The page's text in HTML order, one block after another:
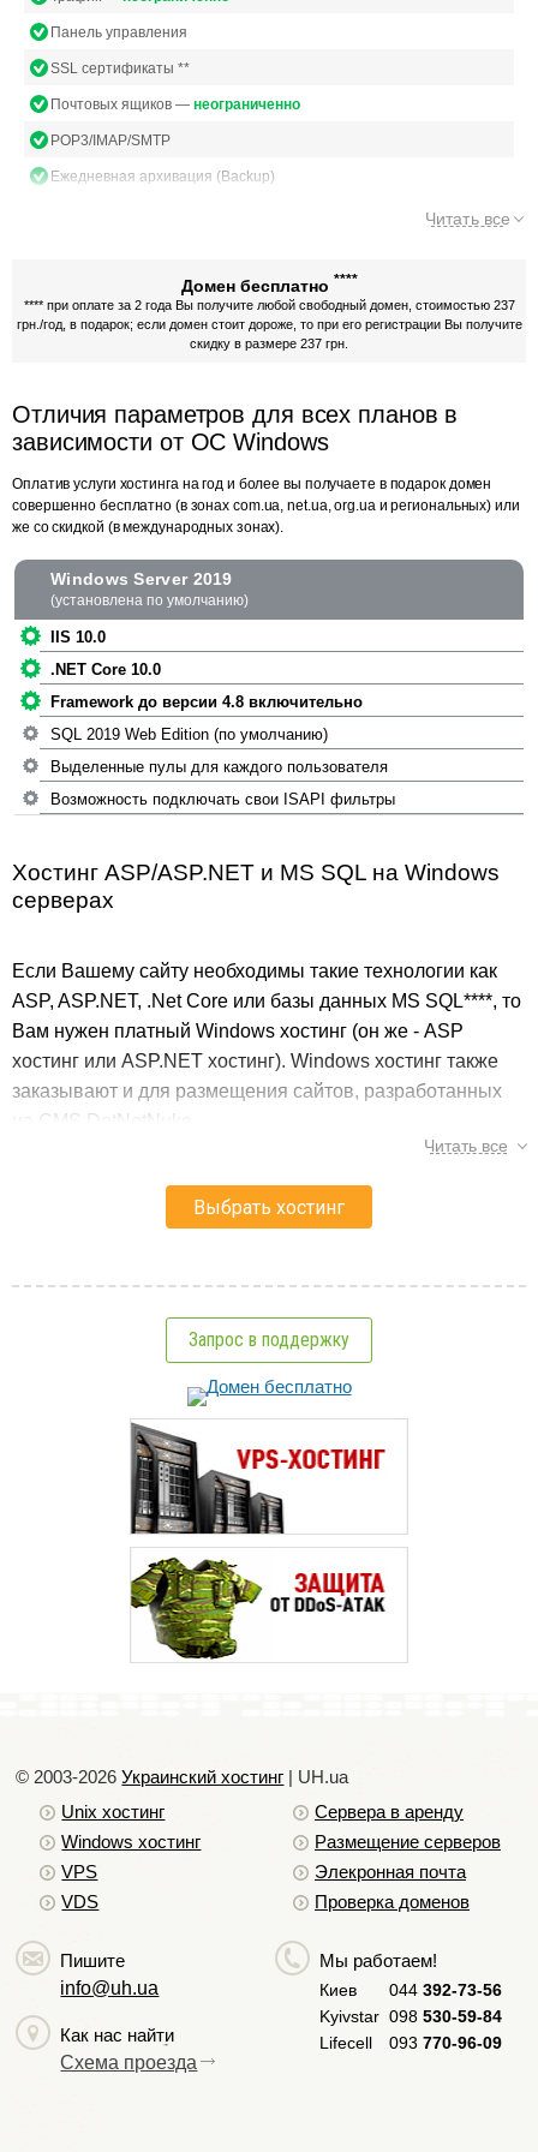
Панель управления
SSL сертификаты **
Почтовых ящиков — неограниченно
POP3/IMAP/SMTP
Ежедневная архивация (Backup)
Читать все
Домен бесплатно ****
**** при оплате за 2 года Вы получите любой свободный домен, стоимостью 237
грн./год, в подарок; если домен стоит дороже, то при его регистрации Вы получите
скидку в размере 237 грн.
Отличия параметров для всех планов в
зависимости от ОС Windows
Оплатив услуги хостинга на год и более вы получаете в подарок домен
совершенно бесплатно (в зонах com.ua, net.ua, org.ua и региональных) или
же со скидкой (в международных зонах).
Windows Server 2019
(установлена по умолчанию)
IIS 10.0
.NET Core 10.0
Framework до версии 4.8 включительно
SQL 2019 Web Edition (по умолчанию)
Выделенные пулы для каждого пользователя
Возможность подключать свои ISAPI фильтры
Хостинг ASP/ASP.NET и MS SQL на Windows
серверах
Если Вашему сайту необходимы такие технологии как
ASP, ASP.NET, .Net Core или базы данных MS SQL****, то
Вам нужен платный Windows хостинг (он же - ASP
хостинг или ASP.NET хостинг). Windows хостинг также
заказывают и для размещения сайтов, разработанных
на CMS DotNetNuke.
Windows хостинг от UH.UA использует самое
современное серверное оборудование с повышенной
качество и надежность Windows-хостинга.
Сайты, размещенные на Windows хостинге, работают
под управлением IIS 8.0 и могут использовать базы
данных на сервере MS SQL. Загрузка сайта на Windows
хостинг происходит при помощью FTP.
* Субдомен является отдельным сайтом (приложением) и их
кол-во ограчивается параметрами тарифа.
** Возможность установитm для каждого своего домена
сертификат без покупки выделенного IP.
управлением Windows Server 2019, MS SQL Сервер 2019
масштабируемость для баз данных с высокими требованиями.
По умолчание базы данных имеют следующие оганичения: 1 Гб
файл данных и 1 Гб файл логов (возможно расширить размер
до 5 Гб)
Читать все
Запрос в поддержку
© 2003-2026Украинский хостинг | UH.ua
Unix хостинг
Windows хостинг
VPS
VDS
Сервера в аренду
Размещение серверов
Элекронная почта
Проверка доменов
Пишите
info@uh.ua
Как нас найти
Схема проезда
Мы работаем!
Киев 044 392-73-56
Kyivstar 098 530-59-84
Lifecell
093 770-96-09